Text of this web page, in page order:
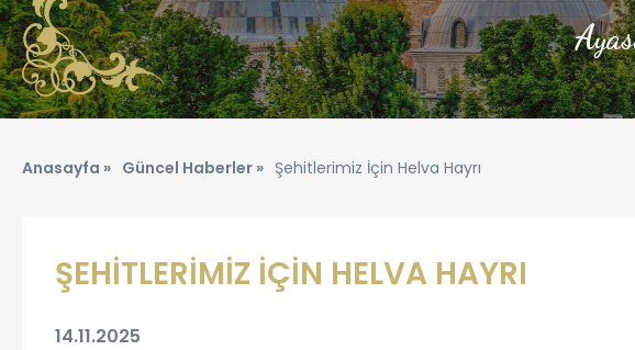
Anasayfa » Güncel Haberler » Şehitlerimiz İçin Helva Hayrı
ŞEHİTLERİMİZ İÇİN HELVA HAYRI
14.11.2025